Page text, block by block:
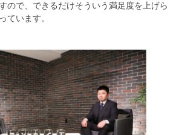
ので、できるだけそういう満足度を上げら
ています。